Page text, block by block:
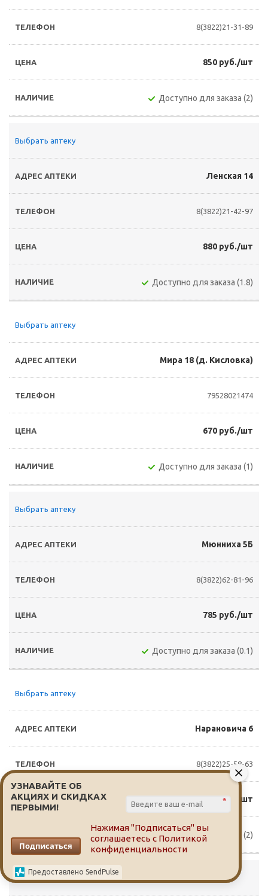
8(3822)21-31-89
850 руб./шт
Доступно для заказа (2)
Выбрать аптеку
Ленская 14
8(3822)21-42-97
880 руб./шт
Доступно для заказа (1.8)
Выбрать аптеку
Мира 18 (д. Кисловка)
79528021474
670 руб./шт
Доступно для заказа (1)
Выбрать аптеку
Мюнниха 5Б
8(3822)62-81-96
785 руб./шт
Доступно для заказа (0.1)
Выбрать аптеку
Нарановича 6
8(3822)25-58-63
740 руб./шт
Доступно для заказа (2)
Выбрать аптеку
УЗНАВАЙТЕ ОБ
АКЦИЯХ И СКИДКАХ
ПЕРВЫМИ!
*
Подписаться
Нажимая "Подписаться" вы
соглашаетесь с Политикой
конфиденциальности
Предоставлено SendPulse